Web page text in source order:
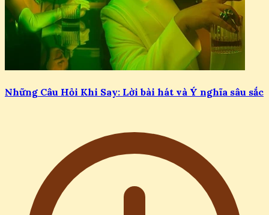
Những Câu Hỏi Khi Say: Lời bài hát và Ý nghĩa sâu sắc